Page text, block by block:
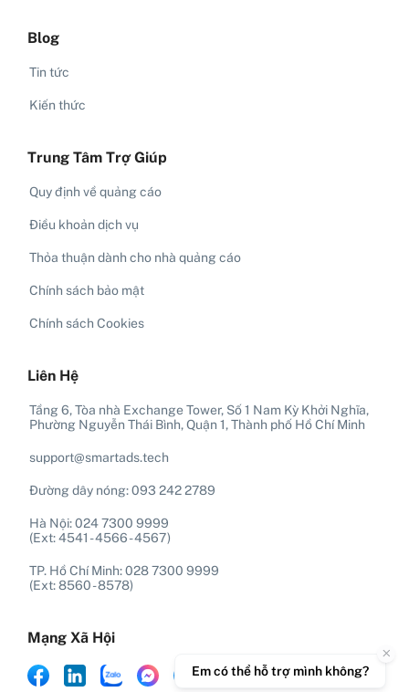
Blog
Tin tức
Kiến thức
Trung Tâm Trợ Giúp
Quy định về quảng cáo
Điều khoản dịch vụ
Thỏa thuận dành cho nhà quảng cáo
Chính sách bảo mật
Chính sách Cookies
Liên Hệ
Tầng 6, Tòa nhà Exchange Tower, Số 1 Nam Kỳ Khởi Nghĩa,
Phường Nguyễn Thái Bình, Quận 1, Thành phố Hồ Chí Minh
support@smartads.tech
Đường dây nóng: 093 242 2789
Hà Nội: 024 7300 9999
(Ext: 4541 - 4566 - 4567)
TP. Hồ Chí Minh: 028 7300 9999
(Ext: 8560 - 8578)
Mạng Xã Hội